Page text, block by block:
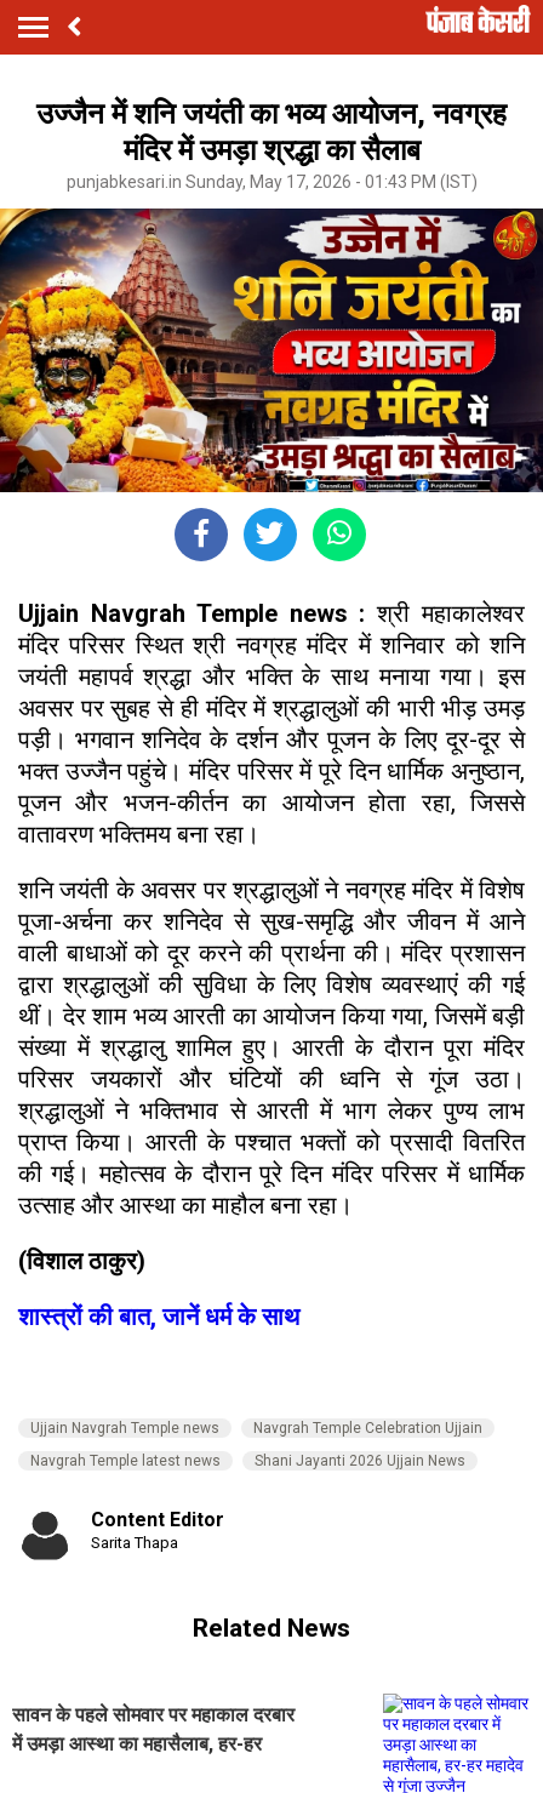
उज्जैन में शनि जयंती का भव्य आयोजन, नवग्रह
मंदिर में उमड़ा श्रद्धा का सैलाब
punjabkesari.in Sunday, May 17, 2026 - 01:43 PM (IST)
Ujjain Navgrah Temple news :श्री महाकालेश्वर
मंदिर परिसर स्थित श्री नवग्रह मंदिर में शनिवार को शनि
जयंती महापर्व श्रद्धा और भक्ति के साथ मनाया गया। इस
अवसर पर सुबह से ही मंदिर में श्रद्धालुओं की भारी भीड़ उमड़
पड़ी। भगवान शनिदेव के दर्शन और पूजन के लिए दूर-दूर से
भक्त उज्जैन पहुंचे। मंदिर परिसर में पूरे दिन धार्मिक अनुष्ठान,
पूजन और भजन-कीर्तन का आयोजन होता रहा, जिससे
वातावरण भक्तिमय बना रहा।
शनि जयंती के अवसर पर श्रद्धालुओं ने नवग्रह मंदिर में विशेष
पूजा-अर्चना कर शनिदेव से सुख-समृद्धि और जीवन में आने
वाली बाधाओं को दूर करने की प्रार्थना की। मंदिर प्रशासन
द्वारा श्रद्धालुओं की सुविधा के लिए विशेष व्यवस्थाएं की गई
थीं। देर शाम भव्य आरती का आयोजन किया गया, जिसमें बड़ी
संख्या में श्रद्धालु शामिल हुए। आरती के दौरान पूरा मंदिर
परिसर जयकारों और घंटियों की ध्वनि से गूंज उठा।
श्रद्धालुओं ने भक्तिभाव से आरती में भाग लेकर पुण्य लाभ
प्राप्त किया। आरती के पश्चात भक्तों को प्रसादी वितरित
की गई। महोत्सव के दौरान पूरे दिन मंदिर परिसर में धार्मिक
उत्साह और आस्था का माहौल बना रहा।
(विशाल ठाकुर)
शास्त्रों की बात, जानें धर्म के साथ
Ujjain Navgrah Temple news
Navgrah Temple Celebration Ujjain
Navgrah Temple latest news
Shani Jayanti 2026 Ujjain News
Content Editor
Sarita Thapa
Related News
सावन के पहले सोमवार पर महाकाल दरबार
में उमड़ा आस्था का महासैलाब, हर-हर